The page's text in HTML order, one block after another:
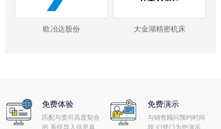
欧冶达股份 大金湖精密机床
免费体验
匹配与贵司高度契合
的 系统导入信息真
免费演示
与销售顾问预约时间
我 们登门为您演示